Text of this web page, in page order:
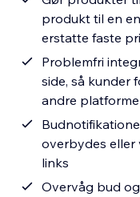
produkt til en
erstatte faste
Problemfri
side, så kunder
andre platforme
overbydes eller
links
Overvåg bud